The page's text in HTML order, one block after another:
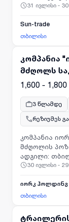
district of Tbilisi,
Самгори
экспедитора (в
31 ივლისი -
Sun-trade
თბილისი
კომპანია
მძღოლს
1,600 -
3 წლამდე
რეზიუმეს
კომპანია
მძღოლის
ადგილი:
ორშაბათი-
სტუმრების
30 ივლისი -
იორკ ჰოლდინგ
თბილისი